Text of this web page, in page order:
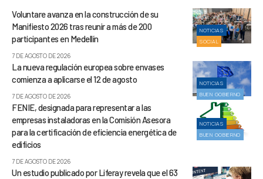
NOTICIAS
SOCIAL
Voluntare avanza en la construcción de su
Manifiesto 2026 tras reunir a más de 200
participantes en Medellín
7 DE AGOSTO DE 2026
NOTICIAS
BUEN GOBIERNO
La nueva regulación europea sobre envases
comienza a aplicarse el 12 de agosto
7 DE AGOSTO DE 2026
NOTICIAS
BUEN GOBIERNO
FENIE, designada para representar a las
empresas instaladoras en la Comisión Asesora
para la certificación de eficiencia energética de
edificios
7 DE AGOSTO DE 2026
Un estudio publicado por Liferay revela que el 63